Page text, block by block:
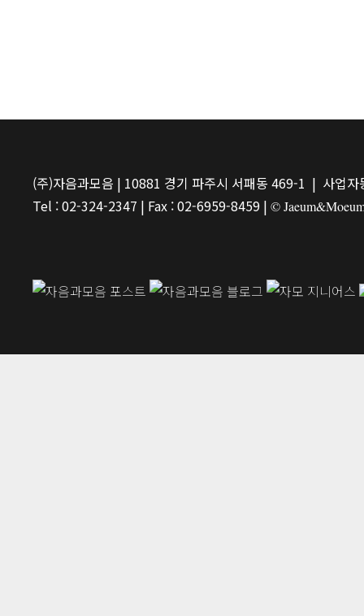
(주)자음과모음 | 10881 경기 파주시 서패동 469-1 | 사업
Tel : 02-324-2347 | Fax : 02-6959-8459 | ©